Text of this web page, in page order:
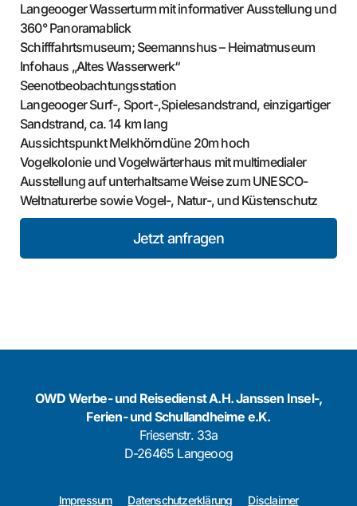
Langeooger Wasserturm mit informativer Ausstellung und
360° Panoramablick
Schifffahrtsmuseum; Seemannshus – Heimatmuseum
Infohaus „Altes Wasserwerk“
Seenotbeobachtungsstation
Langeooger Surf-, Sport-,Spielesandstrand, einzigartiger
Sandstrand, ca. 14 km lang
Aussichtspunkt Melkhörndüne 20m hoch
Vogelkolonie und Vogelwärterhaus mit multimedialer
Ausstellung auf unterhaltsame Weise zum UNESCO-
Weltnaturerbe sowie Vogel-, Natur-, und Küstenschutz
Jetzt anfragen
OWD Werbe- und Reisedienst A.H. Janssen Insel-,
Ferien- und Schullandheime e.K.
Friesenstr. 33a
D-26465 Langeoog
Impressum Datenschutzerklärung Disclaimer